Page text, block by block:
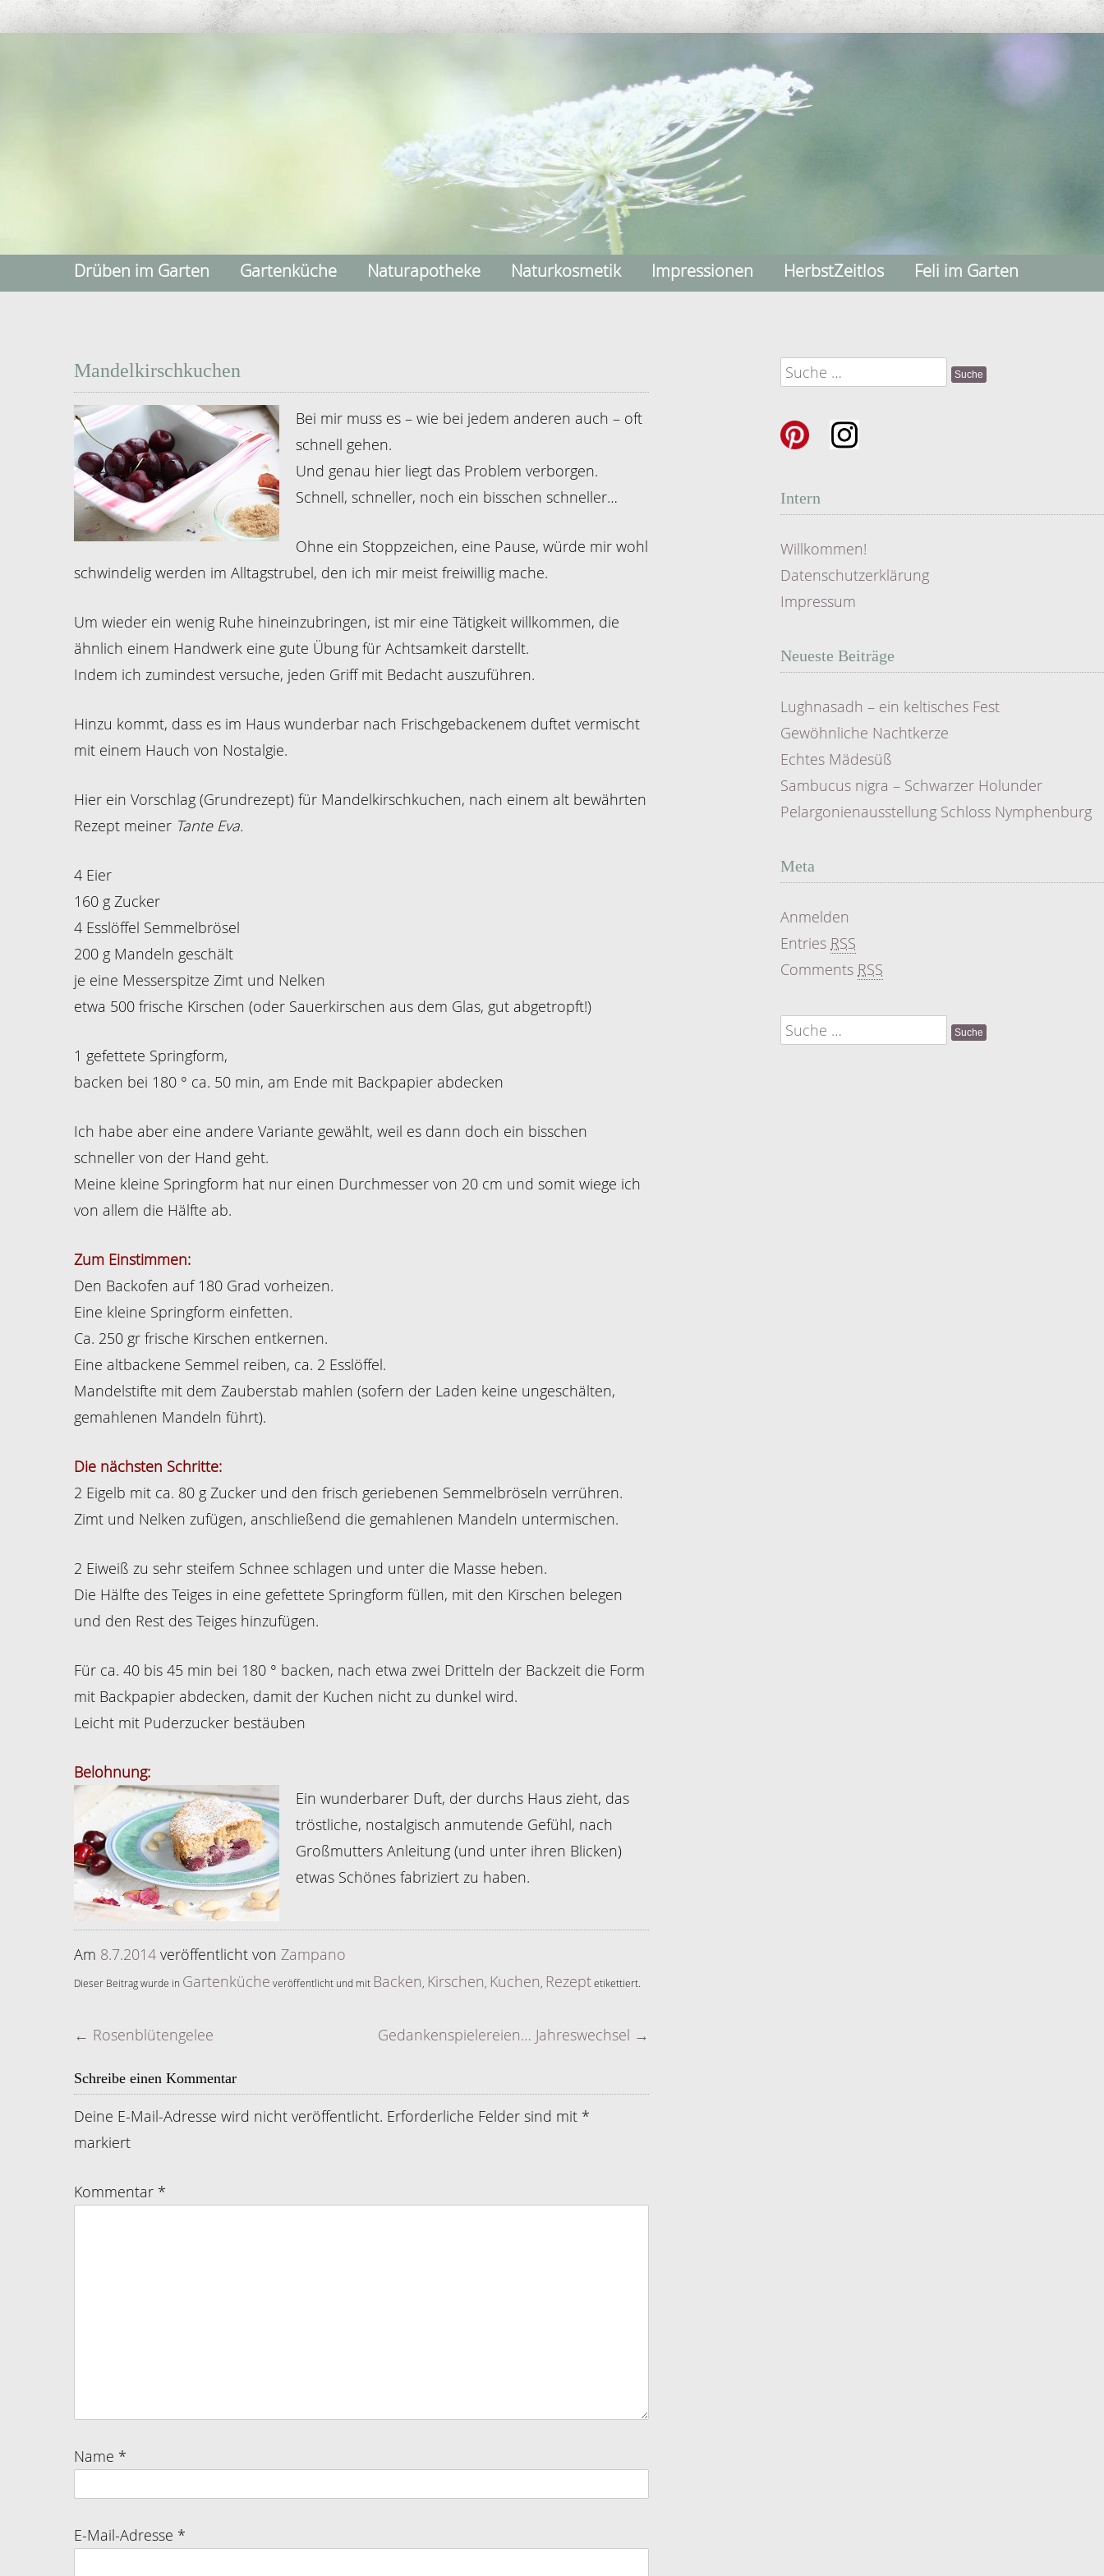
Drüben im Garten Gartenküche Naturapotheke Naturkosmetik Impressionen HerbstZeitlos Feli im Garten
Mandelkirschkuchen
Bei mir muss es – wie bei jedem anderen auch – oft
schnell gehen.
Und genau hier liegt das Problem verborgen.
Schnell, schneller, noch ein bisschen schneller…
Ohne ein Stoppzeichen, eine Pause, würde mir wohl
schwindelig werden im Alltagstrubel, den ich mir meist freiwillig mache.
Um wieder ein wenig Ruhe hineinzubringen, ist mir eine Tätigkeit willkommen, die
ähnlich einem Handwerk eine gute Übung für Achtsamkeit darstellt.
Indem ich zumindest versuche, jeden Griff mit Bedacht auszuführen.
Hinzu kommt, dass es im Haus wunderbar nach Frischgebackenem duftet vermischt
mit einem Hauch von Nostalgie.
Hier ein Vorschlag (Grundrezept) für Mandelkirschkuchen, nach einem alt bewährten
Rezept meiner Tante Eva.
4 Eier
160 g Zucker
4 Esslöffel Semmelbrösel
200 g Mandeln geschält
je eine Messerspitze Zimt und Nelken
etwa 500 frische Kirschen (oder Sauerkirschen aus dem Glas, gut abgetropft!)
1 gefettete Springform,
backen bei 180 ° ca. 50 min, am Ende mit Backpapier abdecken
Ich habe aber eine andere Variante gewählt, weil es dann doch ein bisschen
schneller von der Hand geht.
Meine kleine Springform hat nur einen Durchmesser von 20 cm und somit wiege ich
von allem die Hälfte ab.
Zum Einstimmen:
Den Backofen auf 180 Grad vorheizen.
Eine kleine Springform einfetten.
Ca. 250 gr frische Kirschen entkernen.
Eine altbackene Semmel reiben, ca. 2 Esslöffel.
Mandelstifte mit dem Zauberstab mahlen (sofern der Laden keine ungeschälten,
gemahlenen Mandeln führt).
Die nächsten Schritte:
2 Eigelb mit ca. 80 g Zucker und den frisch geriebenen Semmelbröseln verrühren.
Zimt und Nelken zufügen, anschließend die gemahlenen Mandeln untermischen.
2 Eiweiß zu sehr steifem Schnee schlagen und unter die Masse heben.
Die Hälfte des Teiges in eine gefettete Springform füllen, mit den Kirschen belegen
und den Rest des Teiges hinzufügen.
Für ca. 40 bis 45 min bei 180 ° backen, nach etwa zwei Dritteln der Backzeit die Form
mit Backpapier abdecken, damit der Kuchen nicht zu dunkel wird.
Leicht mit Puderzucker bestäuben
Belohnung:
Ein wunderbarer Duft, der durchs Haus zieht, das
tröstliche, nostalgisch anmutende Gefühl, nach
Großmutters Anleitung (und unter ihren Blicken)
etwas Schönes fabriziert zu haben.
Am 8.7.2014 veröffentlicht von Zampano
Dieser Beitrag wurde in Gartenküche veröffentlicht und mit Backen Kirschen Kuchen Rezeptetikettiert.
Artikelnavigation
← Rosenblütengelee Gedankenspielereien… Jahreswechsel →
Schreibe einen Kommentar
Deine E-Mail-Adresse wird nicht veröffentlicht. Erforderliche Felder sind mit *
markiert
Kommentar *
Name *
E-Mail-Adresse *
Suche
Intern
Willkommen!
Datenschutzerklärung
Impressum
Neueste Beiträge
Lughnasadh – ein keltisches Fest
Gewöhnliche Nachtkerze
Echtes Mädesüß
Sambucus nigra – Schwarzer Holunder
Pelargonienausstellung Schloss Nymphenburg
Meta
Anmelden
Entries RSS
Comments RSS
Suche